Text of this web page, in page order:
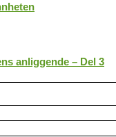
anliggende – Del 3